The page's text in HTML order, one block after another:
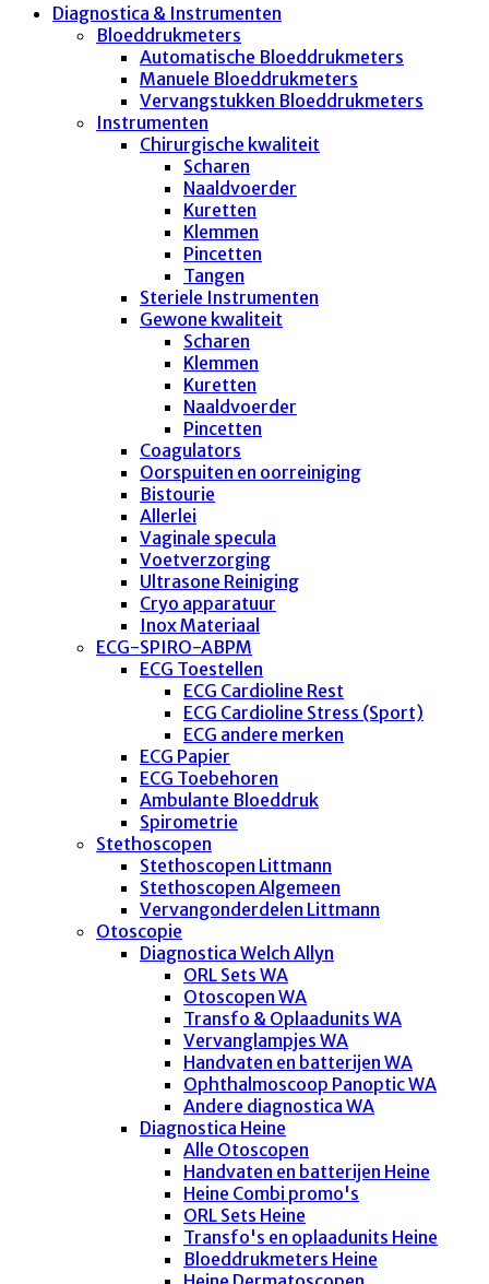
Diagnostica & Instrumenten
Bloeddrukmeters
Automatische Bloeddrukmeters
Manuele Bloeddrukmeters
Vervangstukken Bloeddrukmeters
Instrumenten
Chirurgische kwaliteit
Scharen
Naaldvoerder
Kuretten
Klemmen
Pincetten
Tangen
Steriele Instrumenten
Gewone kwaliteit
Scharen
Klemmen
Kuretten
Naaldvoerder
Pincetten
Coagulators
Oorspuiten en oorreiniging
Bistourie
Allerlei
Vaginale specula
Voetverzorging
Ultrasone Reiniging
Cryo apparatuur
Inox Materiaal
ECG-SPIRO-ABPM
ECG Toestellen
ECG Cardioline Rest
ECG Cardioline Stress (Sport)
ECG andere merken
ECG Papier
ECG Toebehoren
Ambulante Bloeddruk
Spirometrie
Stethoscopen
Stethoscopen Littmann
Stethoscopen Algemeen
Vervangonderdelen Littmann
Otoscopie
Diagnostica Welch Allyn
ORL Sets WA
Otoscopen WA
Transfo & Oplaadunits WA
Vervanglampjes WA
Handvaten en batterijen WA
Ophthalmoscoop Panoptic WA
Andere diagnostica WA
Diagnostica Heine
Alle Otoscopen
Handvaten en batterijen Heine
Heine Combi promo's
ORL Sets Heine
Transfo's en oplaadunits Heine
Bloeddrukmeters Heine